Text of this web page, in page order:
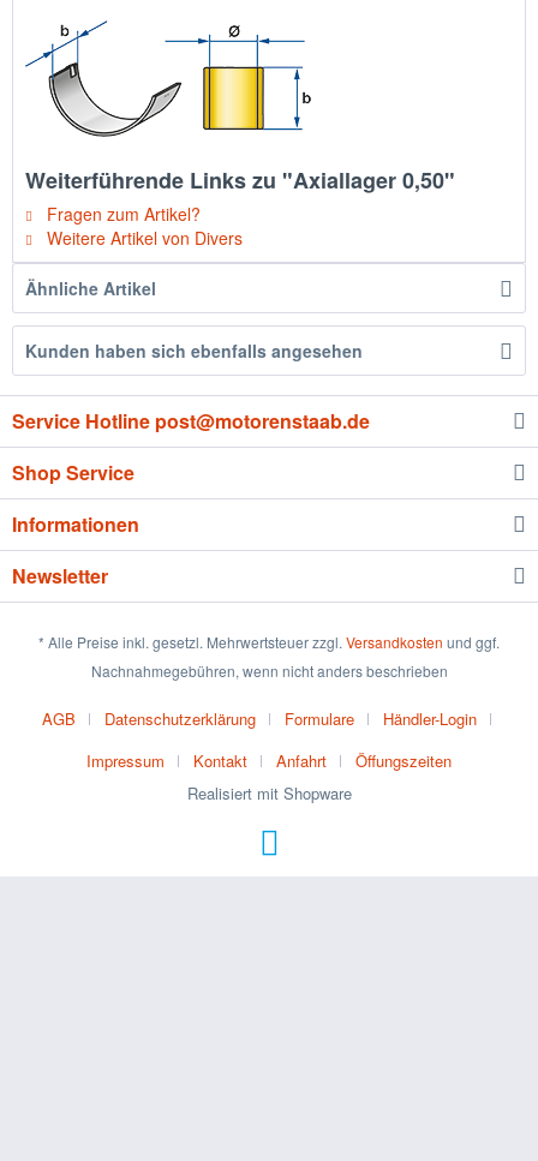
Weiterführende Links zu "Axiallager 0,50"
Fragen zum Artikel?
Weitere Artikel von Divers
Ähnliche Artikel
Kunden haben sich ebenfalls angesehen
Service Hotline post@motorenstaab.de
Shop Service
Informationen
Newsletter
* Alle Preise inkl. gesetzl. Mehrwertsteuer zzgl. Versandkosten und ggf.
Nachnahmegebühren, wenn nicht anders beschrieben
AGB Datenschutzerklärung Formulare
Händler-Login
Impressum
Kontakt Anfahrt
Öffungszeiten
Realisiert mit Shopware